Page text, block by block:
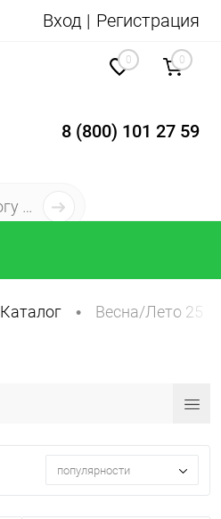
Вход Регистрация
8 (800) 101 27 59
0 0
Каталог • Весна/Лето 25
популярности